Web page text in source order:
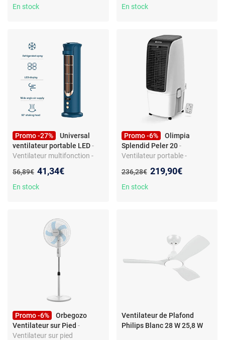
En stock
15000mAh, 4 vitesses + 4
le camping
En stock
Promo -27%
Universal
ventilateur portable LED-
Ventilateur multifonction -
4000mAh
Ancien prix :
56,89€ Nouveau prix :
41,34€
En stock
Promo -6%
Olimpia
Splendid Peler 20 -
Ventilateur portable -
Blanc - 20 L - 600 m³/h
Ancien prix :
236,28€ Nouveau prix :
219,90€
En stock
Promo -6%
Orbegozo
Ventilateur sur Pied -
Ventilateur sur pied
Ventilateur de Plafond
Philips Blanc 28 W 25,8 W